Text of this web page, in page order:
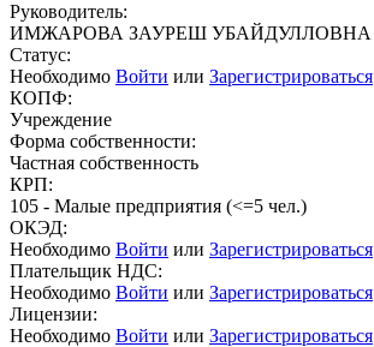
Руководитель:
ИМЖАРОВА ЗАУРЕШ УБАЙДУЛЛОВНА
Статус:
Необходимо Войти или Зарегистрироваться
КОПФ:
Учреждение
Форма собственности:
Частная собственность
КРП:
105 - Малые предприятия (<=5 чел.)
ОКЭД:
Необходимо Войти или Зарегистрироваться
Плательщик НДС:
Необходимо Войти или Зарегистрироваться
Лицензии:
Необходимо Войти или Зарегистрироваться